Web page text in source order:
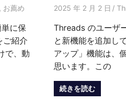
, お薦め
に保
ご紹介
で、動
2025 年 2 月 2 日 愛
Threads のユーザ
と新機能を追加し
アップ」機能は、
思います。この
続きを読む